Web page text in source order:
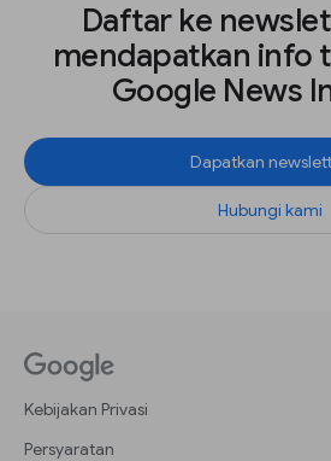
Daftar ke
mendapatkan info
Google News
Dapatkan
Hubungi kami
Kebijakan Privasi
Persyaratan